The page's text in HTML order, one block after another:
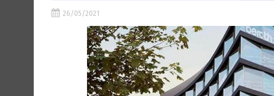
26/05/2021